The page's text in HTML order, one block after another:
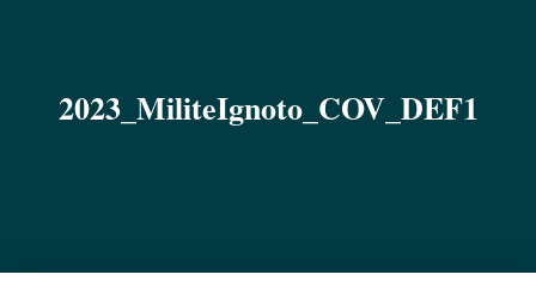
E
2023_MiliteIgnoto_COV_DEF1